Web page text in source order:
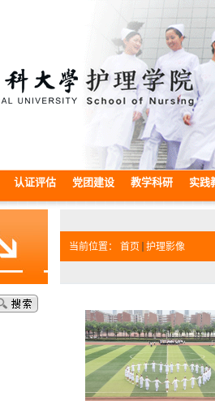
认证评估 党团建设 教学科研 实践
当前位置： 首页 护理影像